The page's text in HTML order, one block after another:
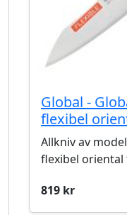
Global -
flexibel
Allkniv av
flexibel oriental
819 kr